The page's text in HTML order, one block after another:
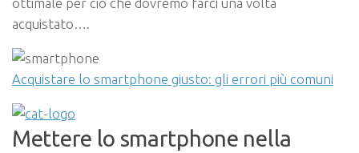
ottimale per ciò che dovremo farci una volta
acquistato….
Acquistare lo smartphone giusto: gli errori più comuni
Mettere lo smartphone nella